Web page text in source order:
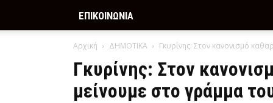
ΕΠΙΚΟΙΝΩΝΙΑ
Αρχική ΔΗΜΟΤΙΚΑ Γκυρίνης: Στον κανονισμό
Γκυρίνης: Στον
μείνουμε στο γράμμα